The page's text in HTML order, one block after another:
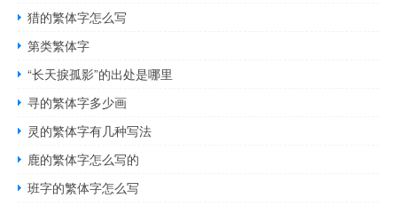
猎的繁体字怎么写
第类繁体字
“长天捩孤影”的出处是哪里
寻的繁体字多少画
灵的繁体字有几种写法
鹿的繁体字怎么写的
班字的繁体字怎么写